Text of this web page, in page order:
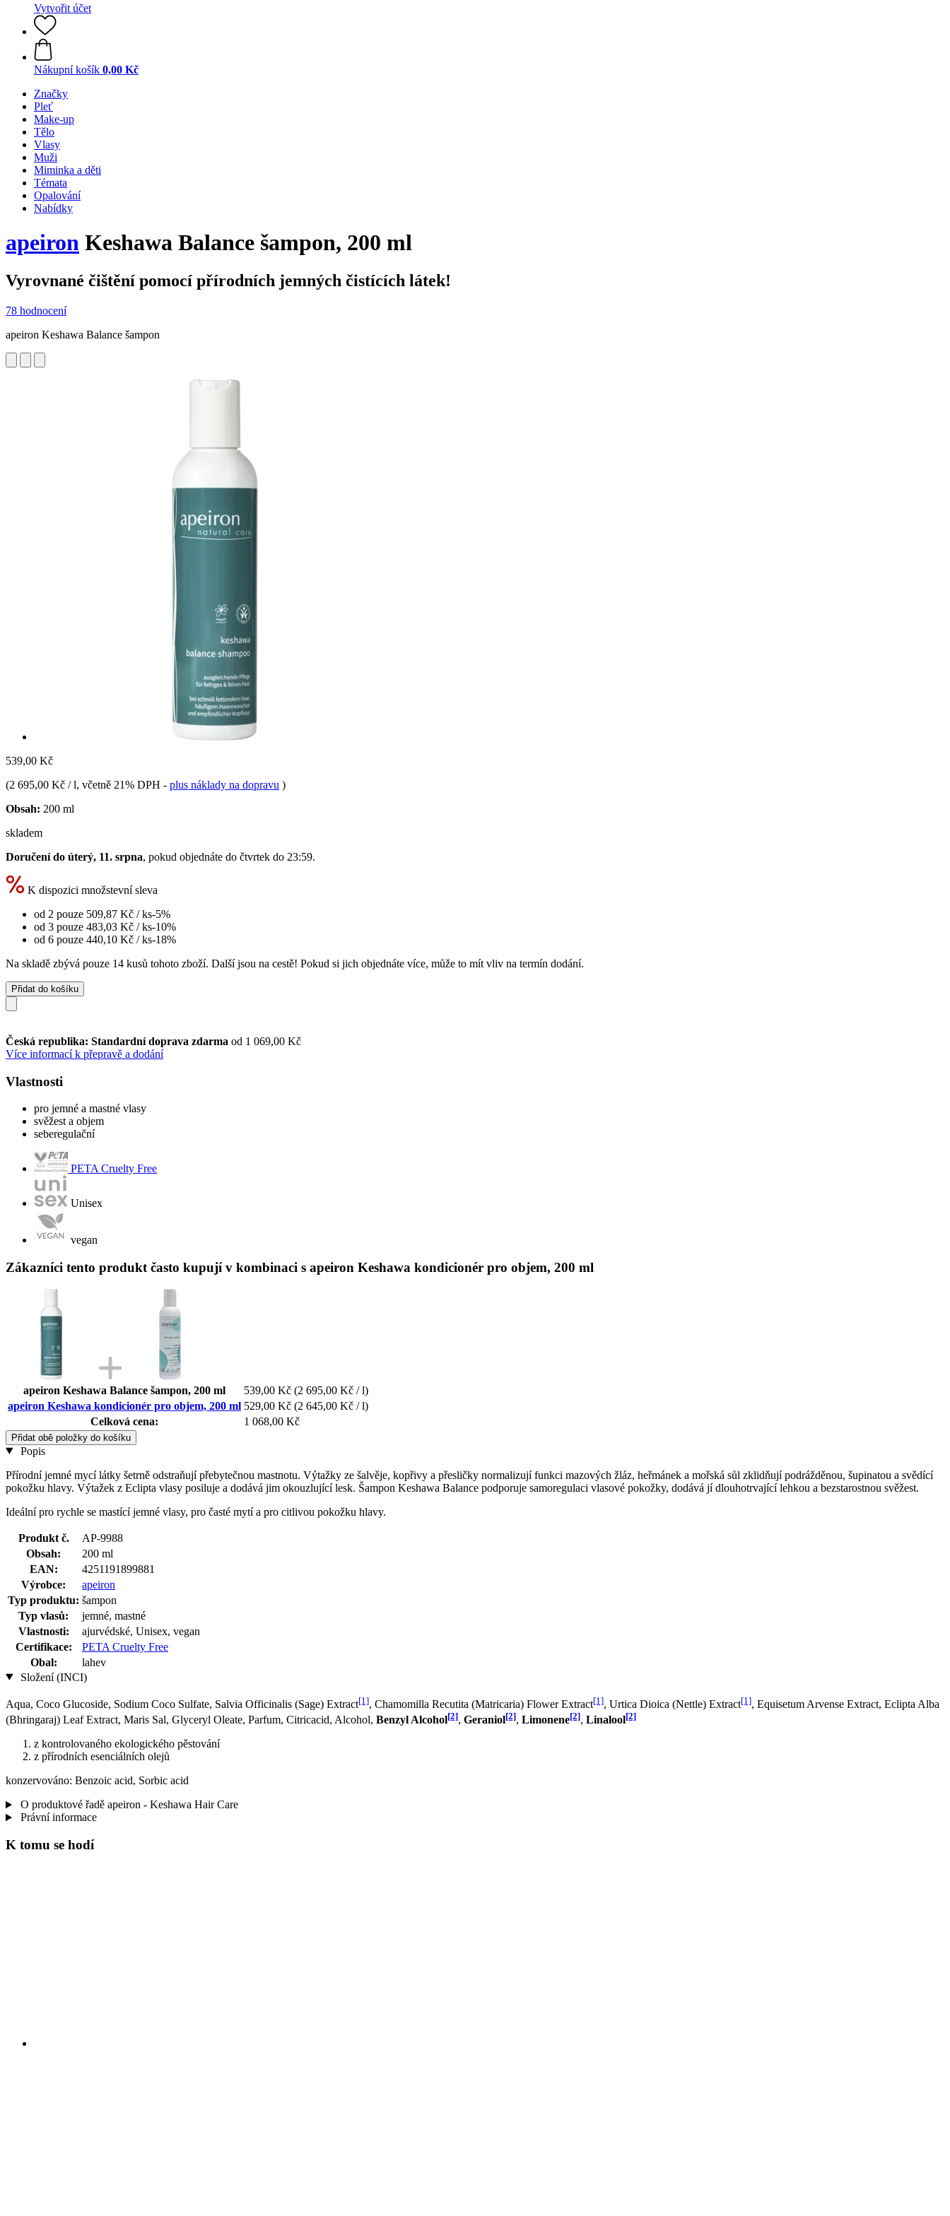
Vytvořit účet
Nákupní košík 0,00 Kč
Značky
Pleť
Make-up
Tělo
Vlasy
Muži
Miminka a děti
Témata
Opalování
Nabídky
apeiron Keshawa Balance šampon, 200 ml
Vyrovnané čištění pomocí přírodních jemných čistících látek!
78 hodnocení
apeiron Keshawa Balance šampon
539,00 Kč
(2 695,00 Kč / l, včetně 21% DPH - plus náklady na dopravu )
Obsah: 200 ml
skladem
Doručení do úterý, 11. srpna, pokud objednáte do čtvrtek do 23:59.
K dispozici množstevní sleva
od 2 pouze 509,87 Kč / ks-5%
od 3 pouze 483,03 Kč / ks-10%
od 6 pouze 440,10 Kč / ks-18%
Na skladě zbývá pouze 14 kusů tohoto zboží. Další jsou na cestě! Pokud si jich objednáte více, může to mít vliv na termín dodání.
Přidat do košíku
Česká republika: Standardní doprava zdarma od 1 069,00 Kč
Více informací k přepravě a dodání
Vlastnosti
pro jemné a mastné vlasy
svěžest a objem
seberegulační
PETA Cruelty Free
Unisex
vegan
Zákazníci tento produkt často kupují v kombinaci s apeiron Keshawa kondicionér pro objem, 200 ml
apeiron Keshawa Balance šampon, 200 ml 539,00 Kč (2 695,00 Kč / l)
apeiron Keshawa kondicionér pro objem, 200 ml 529,00 Kč (2 645,00 Kč / l)
Celková cena:
1 068,00 Kč
Přidat obě položky do košíku
Popis
Přírodní jemné mycí látky šetrně odstraňují přebytečnou mastnotu. Výtažky ze šalvěje, kopřivy a přesličky normalizují funkci mazových žláz, heřmánek a mořská sůl zklidňují podrážděnou, šupinatou a svědící
pokožku hlavy. Výtažek z Eclipta vlasy posiluje a dodává jim okouzlující lesk. Šampon Keshawa Balance podporuje samoregulaci vlasové pokožky, dodává jí dlouhotrvající lehkou a bezstarostnou svěžest.
Ideální pro rychle se mastící jemné vlasy, pro časté mytí a pro citlivou pokožku hlavy.
Produkt č.
AP-9988
Obsah:
200 ml
EAN:
4251191899881
Výrobce:
apeiron
Typ produktu: šampon
Typ vlasů:
jemné, mastné
Vlastnosti:
ajurvédské, Unisex, vegan
Certifikace:
PETA Cruelty Free
Obal:
lahev
Složení (INCI)
Aqua, Coco Glucoside, Sodium Coco­ Sulfate, Salvia Officinalis (Sage) Extract[1], Chamomilla Recutita (Matricaria) Flower Extract[1], Urtica Dioica (Nettle) Extract[1], Equisetum Arvense Extract, Eclipta Alba
(Bhringaraj) Leaf Extract, Maris Sal, Glyceryl Oleate, Parfum, Citricacid, Alcohol, Benzyl Alcohol[2], Geraniol[2], Limonene[2], Linalool[2]
z kontrolovaného ekologického pěstování
z přírodních esenciálních olejů
konzervováno: Benzoic acid, Sorbic acid
O produktové řadě apeiron - Keshawa Hair Care
Právní informace
K tomu se hodí